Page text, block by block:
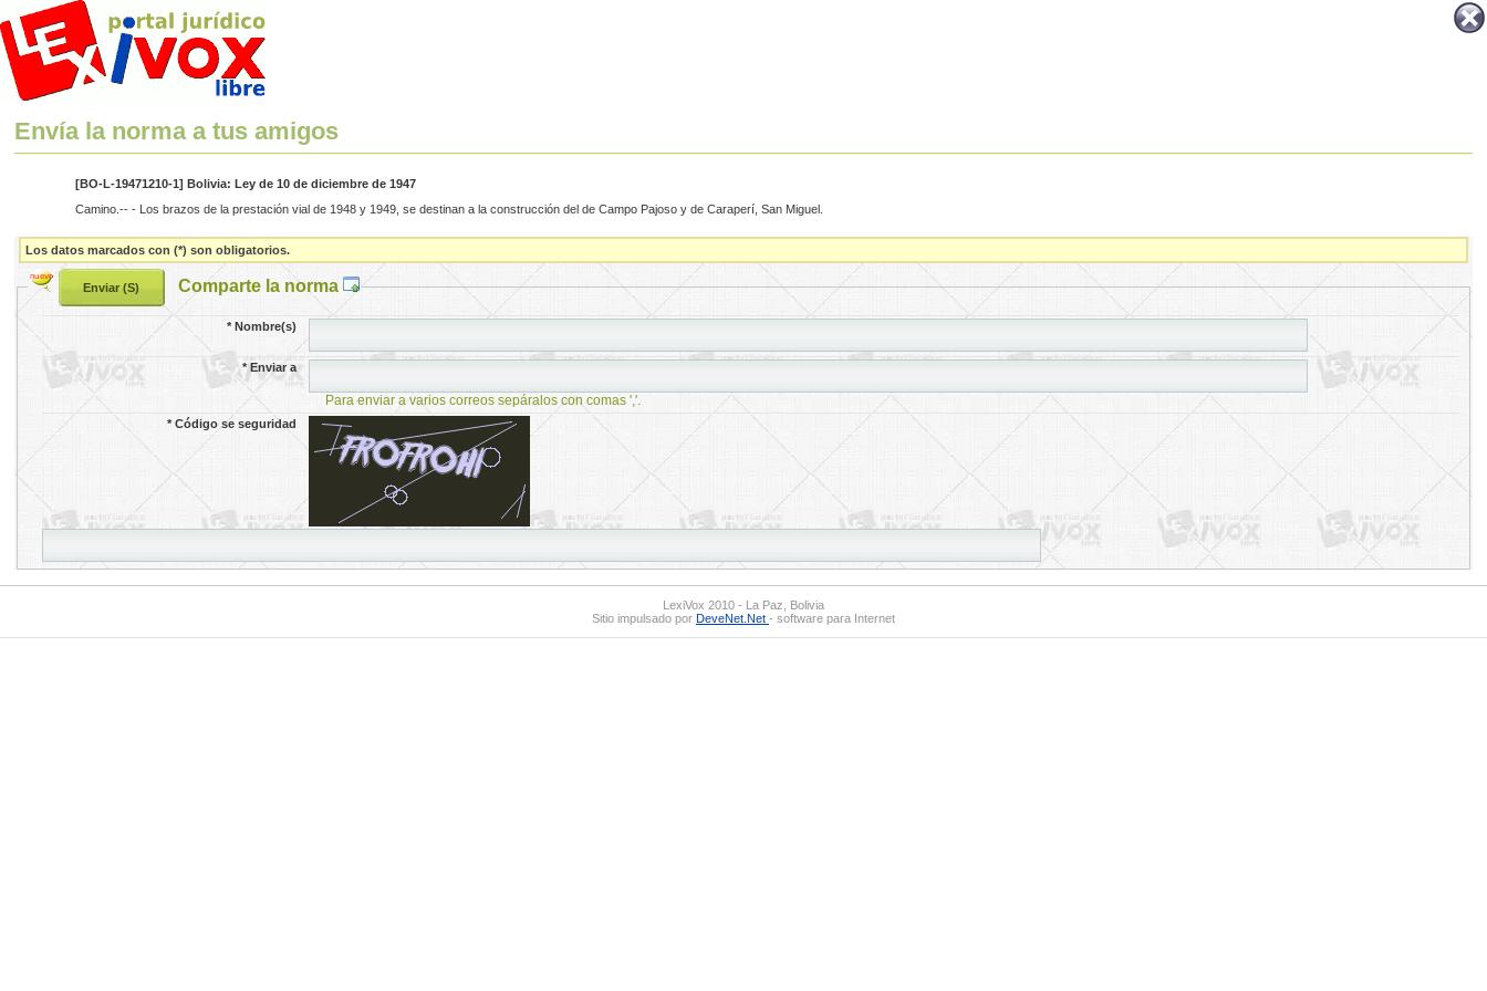
Envía la norma a tus amigos
[BO-L-19471210-1] Bolivia: Ley de 10 de diciembre de 1947
Camino.-- - Los brazos de la prestación vial de 1948 y 1949, se destinan a la construcción del de Campo Pajoso y de Caraperí, San Miguel.
Los datos marcados con (*) son obligatorios.
Comparte la norma
*Nombre(s)
*Enviar a
Para enviar a varios correos sepáralos con comas ','.
*Código se seguridad
LexiVox 2010 - La Paz, Bolivia
Sitio impulsado por DeveNet.Net - software para Internet